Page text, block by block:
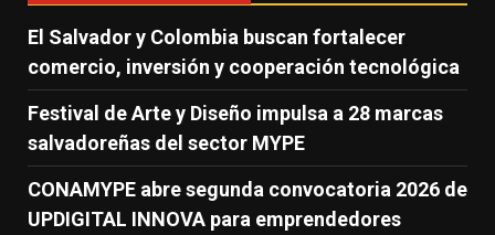
El Salvador y Colombia buscan fortalecer
comercio, inversión y cooperación tecnológica
Festival de Arte y Diseño impulsa a 28 marcas
salvadoreñas del sector MYPE
CONAMYPE abre segunda convocatoria 2026 de
UPDIGITAL INNOVA para emprendedores